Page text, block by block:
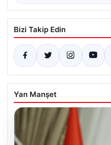
Bizi Takip Edin
Yan Manşet